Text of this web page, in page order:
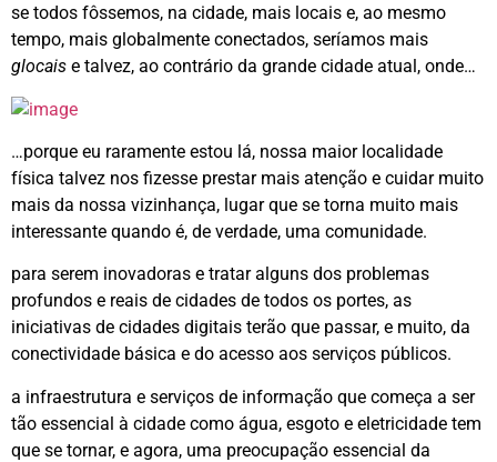
se todos fôssemos, na cidade, mais locais e, ao mesmo
tempo, mais globalmente conectados, seríamos mais
glocais e talvez, ao contrário da grande cidade atual, onde…
…porque eu raramente estou lá, nossa maior localidade
física talvez nos fizesse prestar mais atenção e cuidar muito
mais da nossa vizinhança, lugar que se torna muito mais
interessante quando é, de verdade, uma comunidade.
para serem inovadoras e tratar alguns dos problemas
profundos e reais de cidades de todos os portes, as
iniciativas de cidades digitais terão que passar, e muito, da
conectividade básica e do acesso aos serviços públicos.
a infraestrutura e serviços de informação que começa a ser
tão essencial à cidade como água, esgoto e eletricidade tem
que se tornar, e agora, uma preocupação essencial da